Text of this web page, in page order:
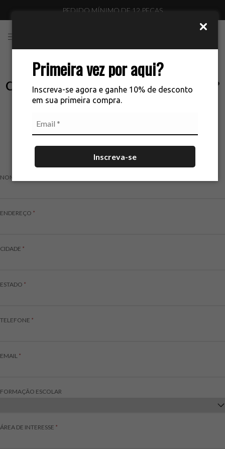
Primeira vez por aqui?
Inscreva-se agora e ganhe 10% de desconto
em sua primeira compra.
Inscreva-se
PEDIDO MÍNIMO DE 12 PEÇAS
QUER TRABALHAR NA LA CHOCOLÊ?
NOME COMPLETO
ENDEREÇO *
CIDADE *
ESTADO *
TELEFONE *
EMAIL *
FORMAÇÃO ESCOLAR
ÁREA DE INTERESSE *